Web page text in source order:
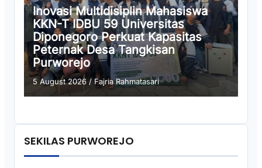
Inovasi Multidisiplin Mahasiswa
KKN-T IDBU 59 Universitas
Diponegoro Perkuat Kapasitas
Peternak Desa Tangkisan
Purworejo
5 August 2026 /Fajria Rahmatasari
SEKILAS PURWOREJO